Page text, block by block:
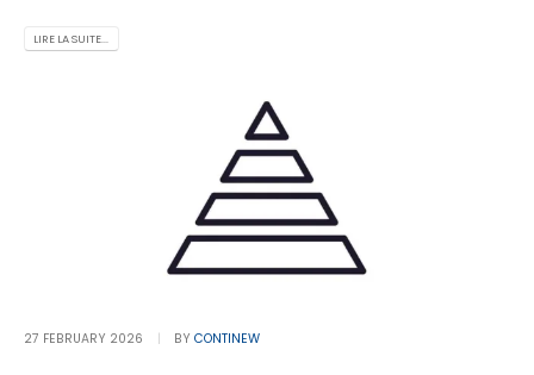
LIRE LA SUITE...
27 FEBRUARY 2026 BY CONTINEW